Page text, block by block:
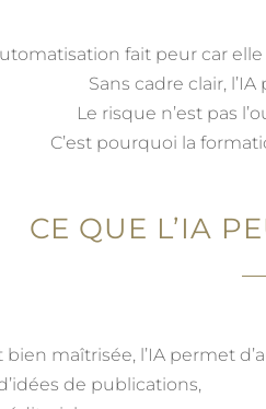
fait peur car
Sans cadre clair,
Le risque n’est pas
C’est pourquoi la
CE QUE L’IA
bien maîtrisée, l’IA permet
de publications,